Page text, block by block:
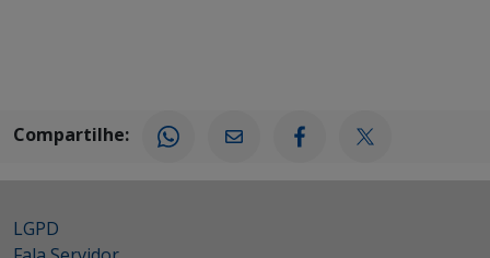
Compartilhe:
LGPD